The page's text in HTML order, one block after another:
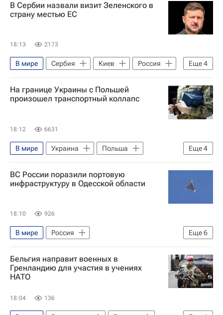
В Сербии назвали визит Зеленского в
страну местью ЕС
18:13 2173
Еще4
В мире Сербия Киев
Россия
Владимир Зеленский
Александр Вулин
Александр Вучич
Евросоюз
На границе Украины с Польшей
произошел транспортный коллапс
18:12 6631
Еще4
В мире Украина
Польша
Киев
Владимир Зеленский
Вооруженные силы Украины
ВС России поразили портовую
инфраструктуру в Одесской области
18:10 926
Еще6
В мире
Россия
Специальная военная операция на Украине
Украина
Вооруженные силы Украины
Одесская область
Вооруженные силы РФ
Министерство обороны РФ (Минобороны РФ)
Бельгия направит военных в
Гренландию для участия в учениях
НАТО
18:04 136